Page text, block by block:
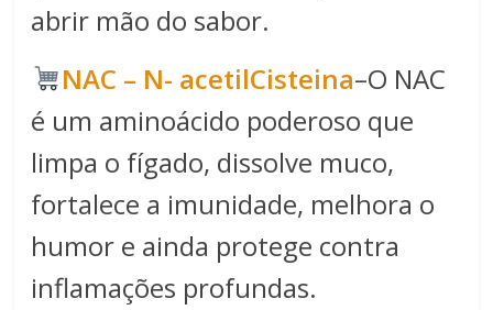
abrir mão do sabor.
NAC – N- acetilCisteina–O NAC
é um aminoácido poderoso que
limpa o fígado, dissolve muco,
fortalece a imunidade, melhora o
humor e ainda protege contra
inflamações profundas.